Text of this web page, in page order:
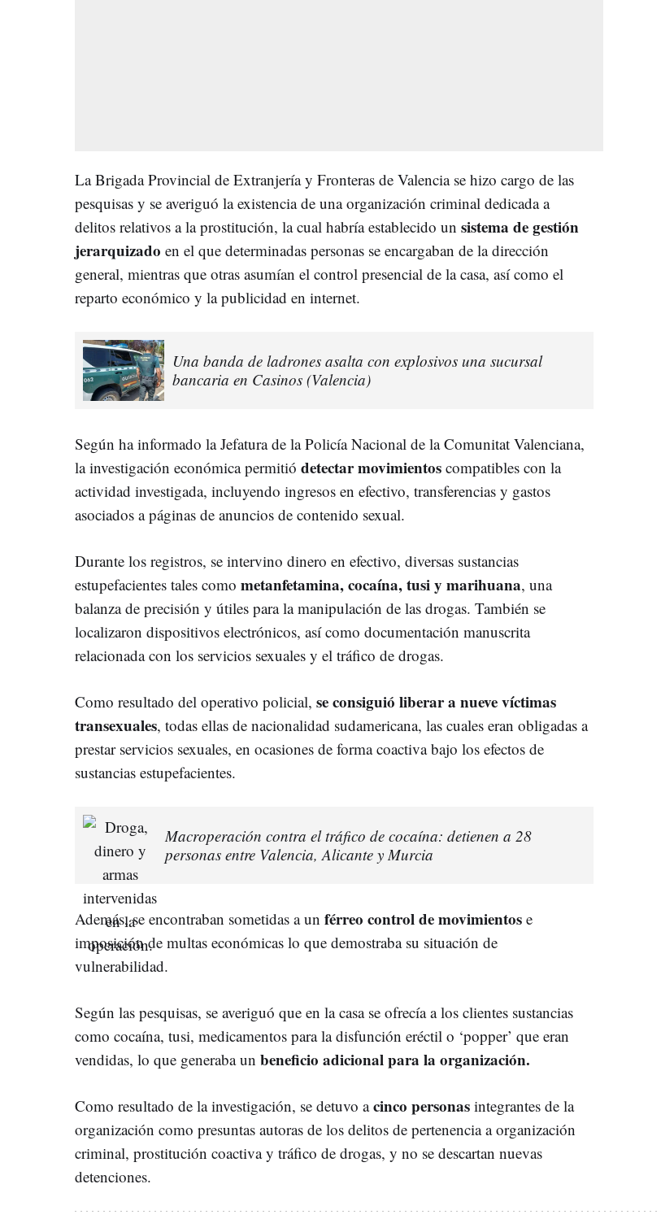
La Brigada Provincial de Extranjería y Fronteras de Valencia se hizo cargo de las
pesquisas y se averiguó la existencia de una organización criminal dedicada a
delitos relativos a la prostitución, la cual habría establecido un sistema de gestión
jerarquizado en el que determinadas personas se encargaban de la dirección
general, mientras que otras asumían el control presencial de la casa, así como el
reparto económico y la publicidad en internet.
Una banda de ladrones asalta con explosivos una sucursal
bancaria en Casinos (Valencia)
Según ha informado la Jefatura de la Policía Nacional de la Comunitat Valenciana,
la investigación económica permitió detectar movimientos compatibles con la
actividad investigada, incluyendo ingresos en efectivo, transferencias y gastos
asociados a páginas de anuncios de contenido sexual.
Durante los registros, se intervino dinero en efectivo, diversas sustancias
estupefacientes tales como metanfetamina, cocaína, tusi y marihuana, una
balanza de precisión y útiles para la manipulación de las drogas. También se
localizaron dispositivos electrónicos, así como documentación manuscrita
relacionada con los servicios sexuales y el tráfico de drogas.
Como resultado del operativo policial, se consiguió liberar a nueve víctimas
transexuales, todas ellas de nacionalidad sudamericana, las cuales eran obligadas a
prestar servicios sexuales, en ocasiones de forma coactiva bajo los efectos de
sustancias estupefacientes.
Macroperación contra el tráfico de cocaína: detienen a 28
personas entre Valencia, Alicante y Murcia
Además, se encontraban sometidas a un férreo control de movimientos e
imposición de multas económicas lo que demostraba su situación de
vulnerabilidad.
Según las pesquisas, se averiguó que en la casa se ofrecía a los clientes sustancias
como cocaína, tusi, medicamentos para la disfunción eréctil o ‘popper’ que eran
vendidas, lo que generaba un beneficio adicional para la organización.
Como resultado de la investigación, se detuvo acinco personas integrantes de la
organización como presuntas autoras de los delitos de pertenencia a organización
criminal, prostitución coactiva y tráfico de drogas, y no se descartan nuevas
detenciones.